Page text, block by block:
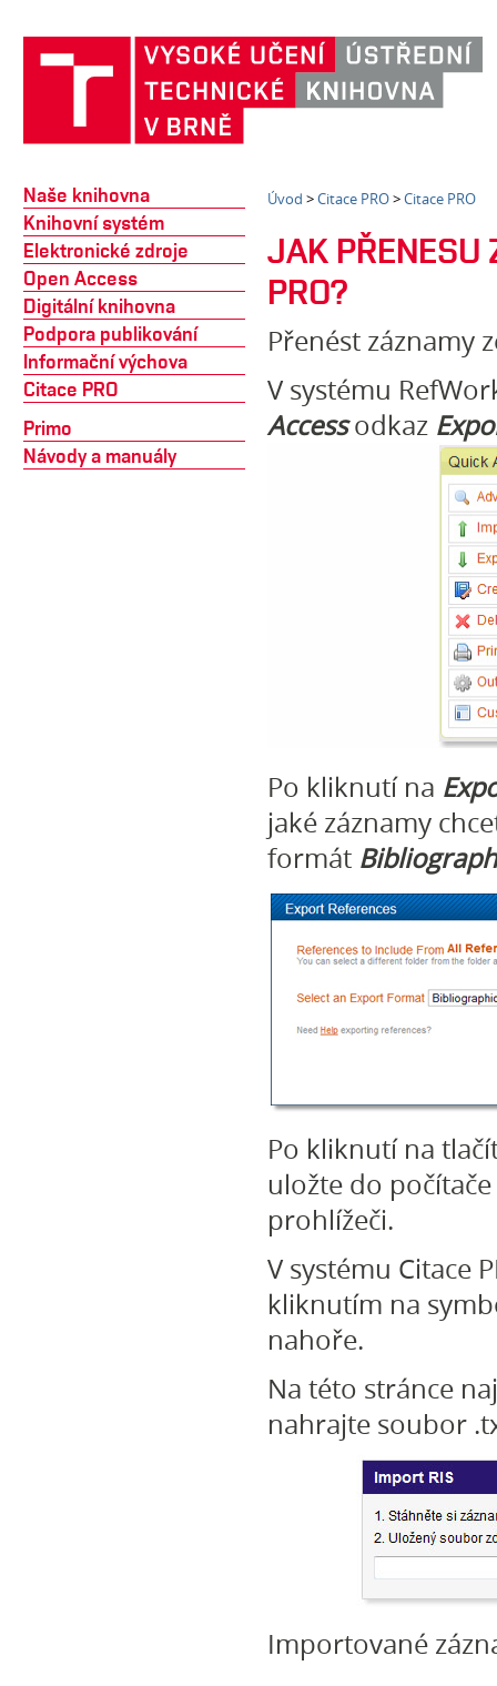
Naše knihovna
Knihovní systém
Elektronické zdroje
Open Access
Digitální knihovna
Podpora publikování
Informační výchova
Citace PRO
Primo
Návody a manuály
Úvod >Citace PRO>Citace PRO
JAK PŘENESU
PRO?
Přenést záznamy
V systému
Accessodkaz
Po kliknutí na
jaké záznamy
formát
Po kliknutí na
uložte do
prohlížeči.
V systému Citace
kliknutím na
nahoře.
Na této stránce
nahrajte soubor
Importované